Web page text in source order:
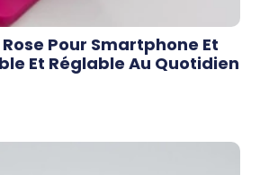
Pour Smartphone Et
Et Réglable Au Quotidien